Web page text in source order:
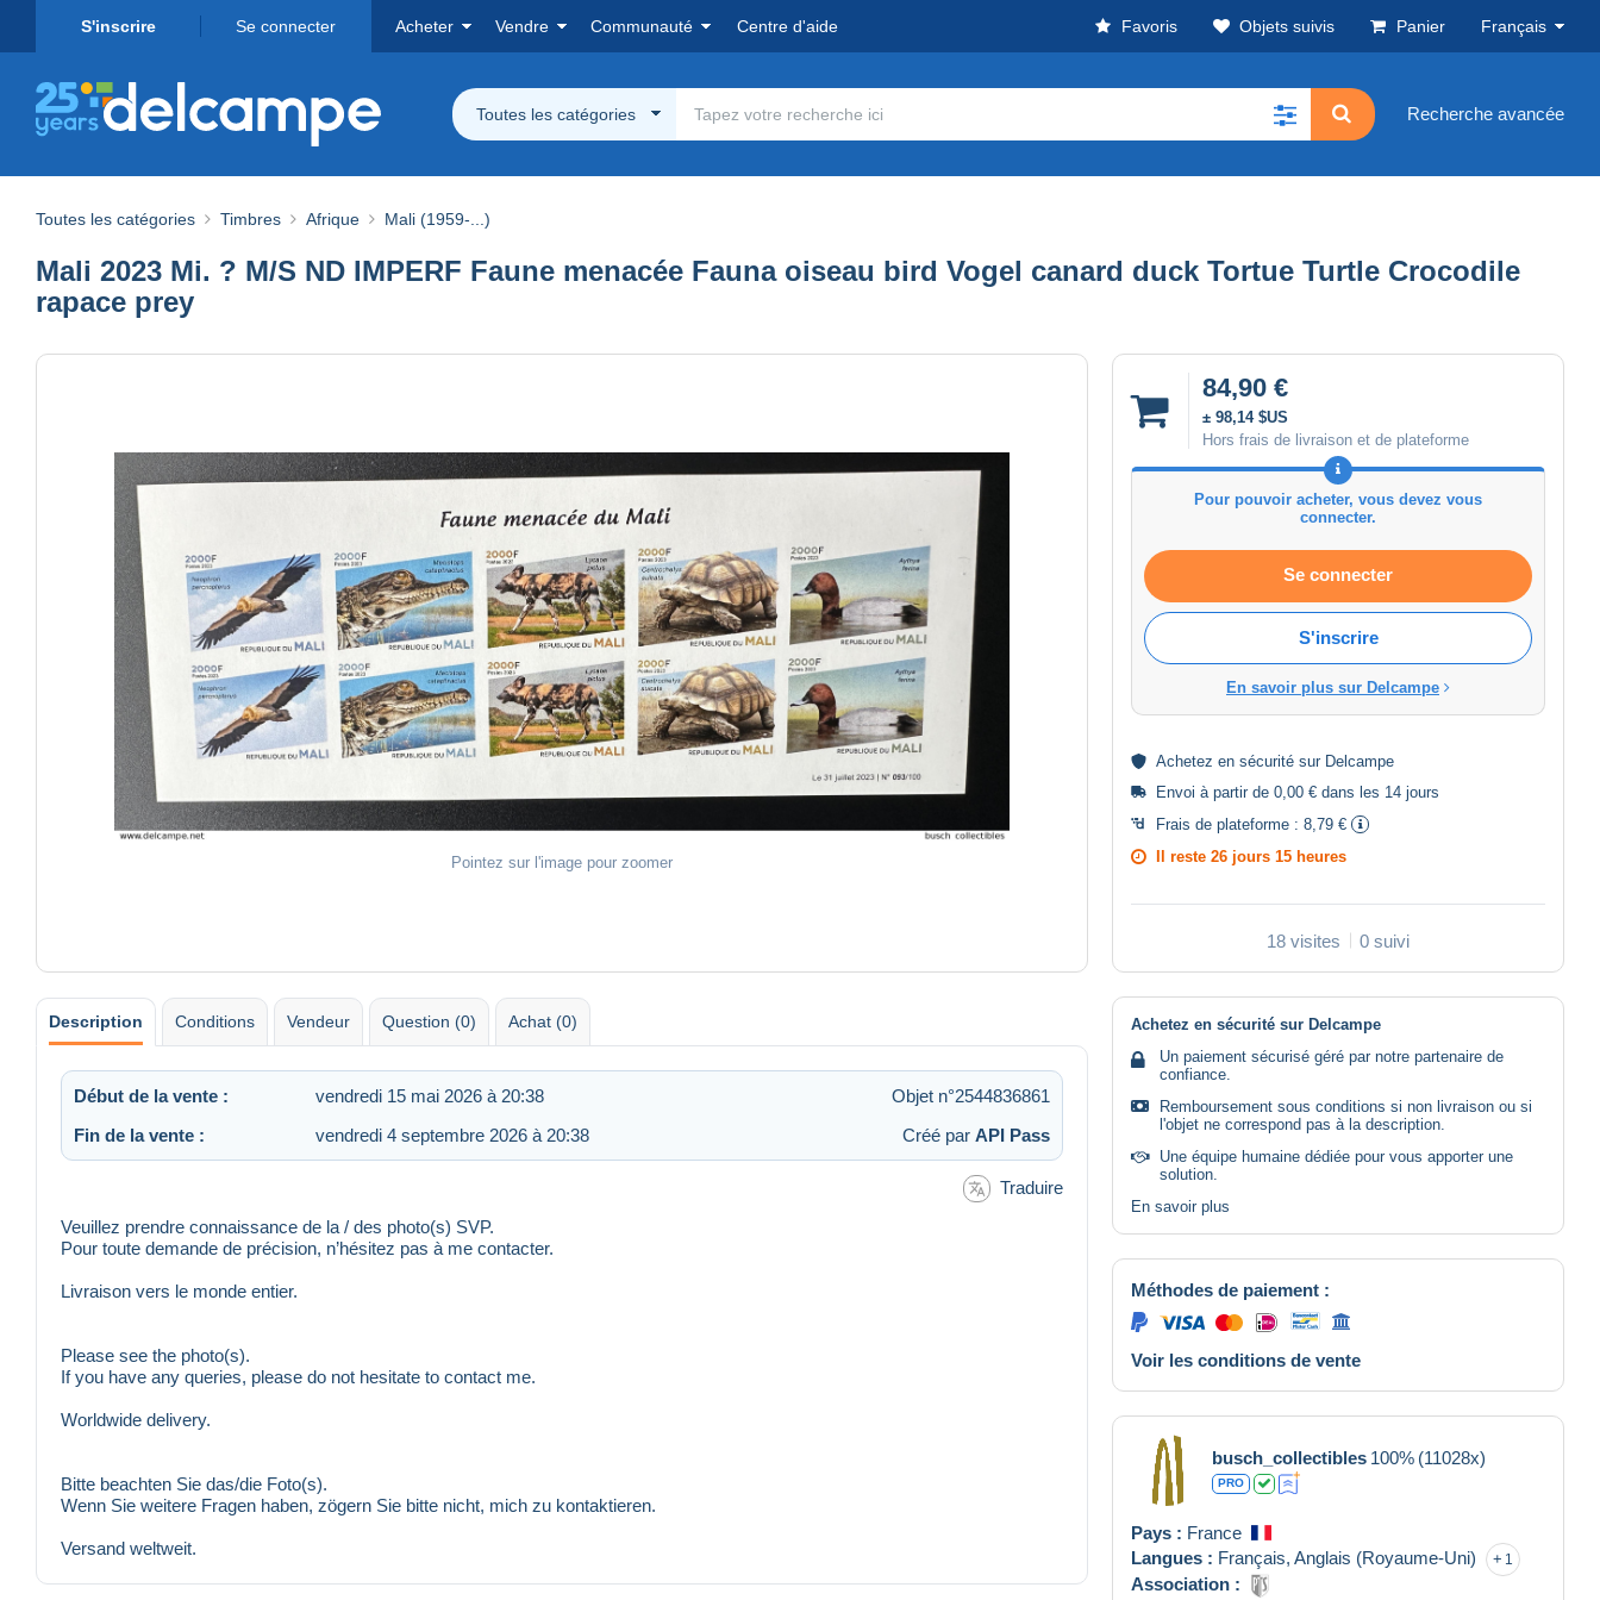
S'inscrire Se connecter Acheter Vendre Communauté Centre d'aide Favoris Objets suivis Panier Français
Toutes les catégories Recherche avancée
Toutes les catégories Timbres Afrique Mali (1959-...)
Mali 2023 Mi. ? M/S ND IMPERF Faune menacée Fauna oiseau bird Vogel canard duck Tortue Turtle Crocodile
rapace prey
Pointez sur l'image pour zoomer
84,90 €
± 98,14 $US
Hors frais de livraison et de plateforme
Pour pouvoir acheter, vous devez vous
connecter.
Se connecter
S'inscrire
En savoir plus sur Delcampe
Achetez en sécurité sur Delcampe
Envoi à partir de 0,00 € dans les 14 jours
Frais de plateforme : 8,79 €
Il reste 26 jours 15 heures
18 visites 0 suivi
Description Conditions Vendeur Question (0) Achat (0)
Début de la vente : vendredi 15 mai 2026 à 20:38
Objet n°2544836861
Fin de la vente :
vendredi 4 septembre 2026 à 20:38 Créé par API Pass
Traduire
Veuillez prendre connaissance de la / des photo(s) SVP.
Pour toute demande de précision, n’hésitez pas à me contacter.
Livraison vers le monde entier.
Please see the photo(s).
If you have any queries, please do not hesitate to contact me.
Worldwide delivery.
Bitte beachten Sie das/die Foto(s).
Wenn Sie weitere Fragen haben, zögern Sie bitte nicht, mich zu kontaktieren.
Versand weltweit.
Achetez en sécurité sur Delcampe
Un paiement sécurisé géré par notre partenaire de
confiance.
Remboursement sous conditions si non livraison ou si
l'objet ne correspond pas à la description.
Une équipe humaine dédiée pour vous apporter une
solution.
En savoir plus
Méthodes de paiement :
Voir les conditions de vente
busch_collectibles 100% (11028x)
PRO
Pays : France
Langues : Français, Anglais (Royaume-Uni) 1
Association :